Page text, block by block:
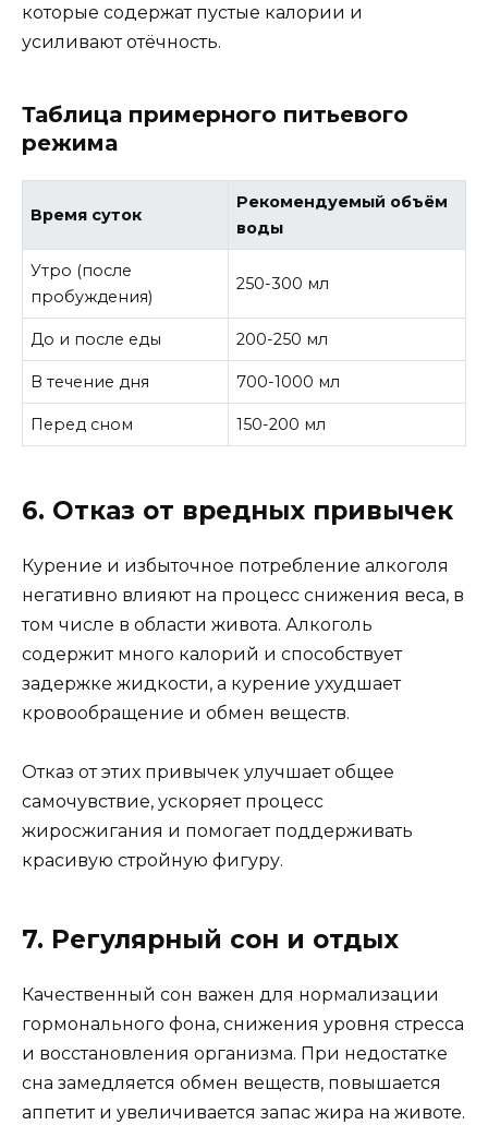
которые содержат пустые калории и
усиливают отёчность.
Таблица примерного питьевого
режима
Время суток
Рекомендуемый объём
воды
Утро (после
пробуждения)
250-300 мл
До и после еды 200-250 мл
В течение дня 700-1000 мл
Перед сном 150-200 мл
6. Отказ от вредных привычек
Курение и избыточное потребление алкоголя
негативно влияют на процесс снижения веса, в
том числе в области живота. Алкоголь
содержит много калорий и способствует
задержке жидкости, а курение ухудшает
кровообращение и обмен веществ.
Отказ от этих привычек улучшает общее
самочувствие, ускоряет процесс
жиросжигания и помогает поддерживать
красивую стройную фигуру.
7. Регулярный сон и отдых
Качественный сон важен для нормализации
гормонального фона, снижения уровня стресса
и восстановления организма. При недостатке
сна замедляется обмен веществ, повышается
аппетит и увеличивается запас жира на животе.